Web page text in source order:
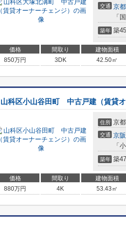
交通 京
「
築年 築
価格 間取り 建物面積
850万円 3DK 42.50㎡
山科区小山谷田町 中古戸建（賃貸オ
住所 京
交通 京
「
築年 築
価格 間取り 建物面積
880万円 4K 53.43㎡